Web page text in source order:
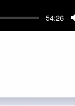
-54:26